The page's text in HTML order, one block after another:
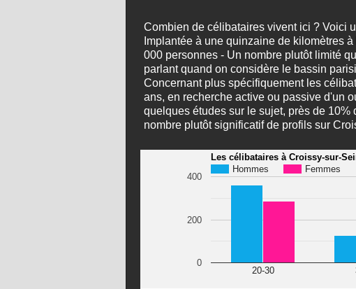
Combien de célibataires vivent ici ? Voici
Implantée à une quinzaine de kilomètres
000 personnes - Un nombre plutôt limité
parlant quand on considère le bassin
Concernant plus spécifiquement les
ans, en recherche active ou passive d'un
quelques études sur le sujet, près de
nombre plutôt significatif de profils sur
Les célibataires à Croissy-sur-
Hommes
Femmes
20-30
0
200
400